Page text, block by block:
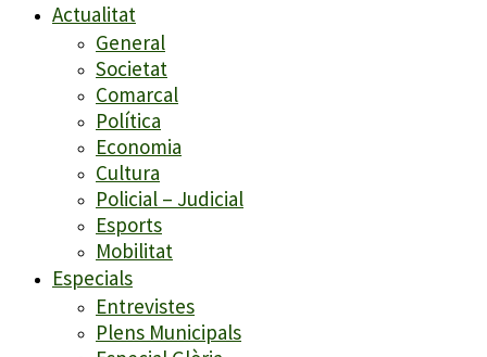
Actualitat
General
Societat
Comarcal
Política
Economia
Cultura
Policial – Judicial
Esports
Mobilitat
Especials
Entrevistes
Plens Municipals